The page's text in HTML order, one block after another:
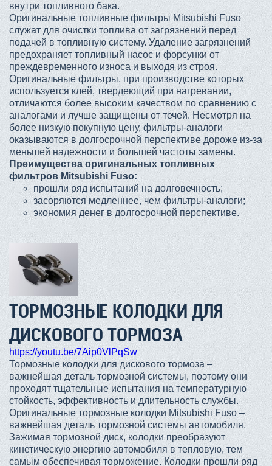
внутри топливного бака.
Оригинальные топливные фильтры Mitsubishi Fuso
служат для очистки топлива от загрязнений перед
подачей в топливную систему. Удаление загрязнений
предохраняет топливный насос и форсунки от
преждевременного износа и выходя из строя.
Оригинальные фильтры, при производстве которых
используется клей, твердеющий при нагревании,
отличаются более высоким качеством по сравнению с
аналогами и лучше защищены от течей. Несмотря на
более низкую покупную цену, фильтры-аналоги
оказываются в долгосрочной перспективе дороже из-за
меньшей надежности и большей частоты замены.
Преимущества оригинальных топливных
фильтров Mitsubishi Fuso:
прошли ряд испытаний на долговечность;
засоряются медленнее, чем фильтры-аналоги;
экономия денег в долгосрочной перспективе.
ТОРМОЗНЫЕ КОЛОДКИ ДЛЯ
ДИСКОВОГО ТОРМОЗА
https://youtu.be/7Aip0VlPqSw
Тормозные колодки для дискового тормоза –
важнейшая деталь тормозной системы, поэтому они
проходят тщательные испытания на температурную
стойкость, эффективность и длительность службы.
Оригинальные тормозные колодки Mitsubishi Fuso –
важнейшая деталь тормозной системы автомобиля.
Зажимая тормозной диск, колодки преобразуют
кинетическую энергию автомобиля в тепловую, тем
самым обеспечивая торможение. Колодки прошли ряд